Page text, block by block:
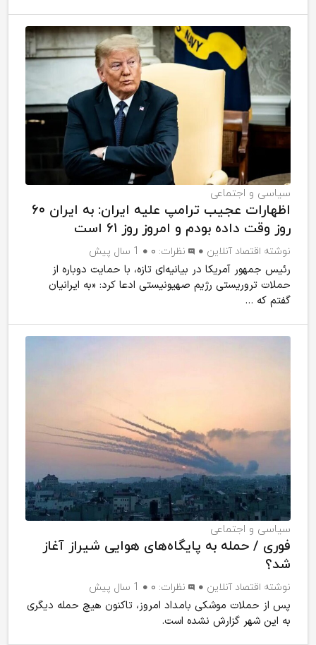
سیاسی و اجتماعی
اظهارات عجیب ترامپ علیه ایران: به ایران ۶۰
روز وقت داده بودم و امروز روز ۶۱ است
نوشته اقتصاد آنلاین نظرات: ۰ 1 سال پیش
رئیس جمهور آمریکا در بیانیه‌ای تازه، با حمایت دوباره از
حملات تروریستی رژیم صهیونیستی ادعا کرد: «به ایرانیان
گفتم که ...
سیاسی و اجتماعی
فوری / حمله به پایگاه‌های هوایی شیراز آغاز
شد؟
نوشته اقتصاد آنلاین نظرات: ۰ 1 سال پیش
پس از حملات موشکی بامداد امروز، تاکنون هیچ حمله دیگری
به این شهر گزارش نشده است.